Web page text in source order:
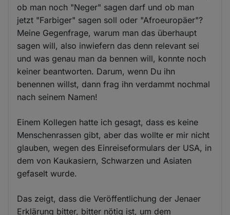
ob man noch "Neger" sagen darf und ob man
jetzt "Farbiger" sagen soll oder "Afroeuropäer"?
Meine Gegenfrage, warum man das überhaupt
sagen will, also inwiefern das denn relevant sei
und was genau man da bennen will, konnte noch
keiner beantworten. Darum, wenn Du ihn
benennen willst, dann frag ihn verdammt nochmal
nach seinem Namen!
Einem Kollegen hatte ich gesagt, dass es keine
Menschenrassen gibt, aber das wollte er mir nicht
glauben, wegen des Einreiseformulars der USA, in
dem von Kaukasiern, Schwarzen und Asiaten
gefaselt wurde.
Das zeigt, dass die Veröffentlichung der Jenaer
Erklärung bitter, bitter nötig ist, um dem